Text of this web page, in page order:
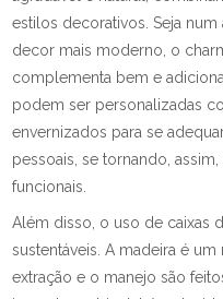
estilos decorativos. Seja
decor mais moderno, o
complementa bem e
podem ser personalizadas
envernizados para se
pessoais, se tornando,
funcionais.
Além disso, o uso de caixas
sustentáveis. A madeira é
extração e o manejo são